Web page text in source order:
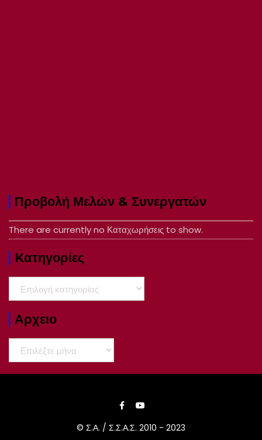
Προβολή Μελών & Συνεργατών
There are currently no Καταχωρήσεις to show.
Kατηγορίες
Αρχειο
© Σ.Α. / Σ.Σ.Α.Σ. 2010 - 2023